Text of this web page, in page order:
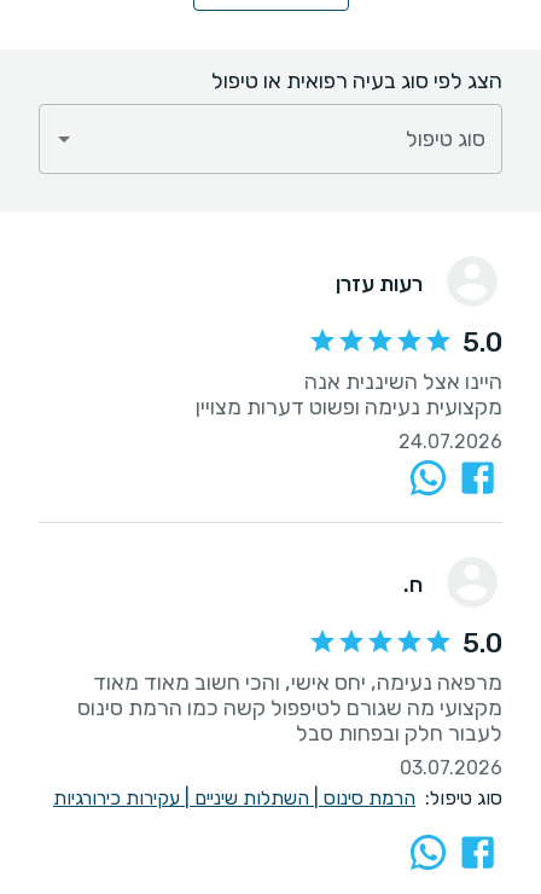
הצג לפי סוג בעיה רפואית או טיפול
סוג טיפול
רעות עזרן
5.0
מקצועית נעימה ופשוט דערות מצויין
24.07.2026
ח.
5.0
מרפאה נעימה, יחס אישי, והכי חשוב מאוד מאוד
מקצועי מה שגורם לטיפפול קשה כמו הרמת סינוס
לעבור חלק ובפחות סבל
03.07.2026
סוג טיפול: הרמת סינוס השתלות שיניים עקירות כירורגיות